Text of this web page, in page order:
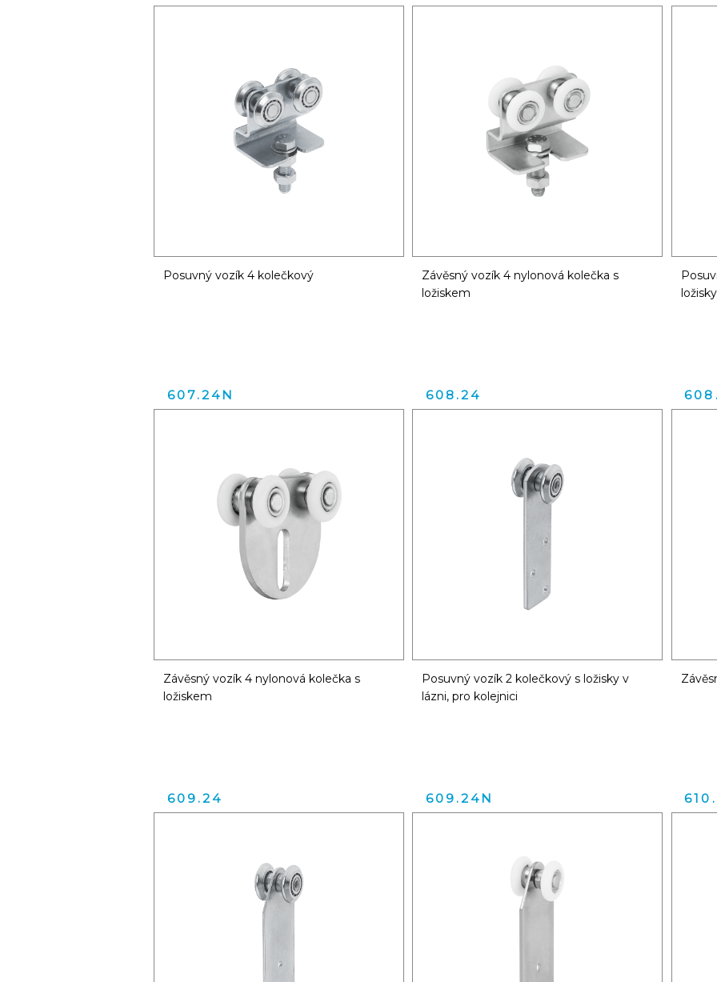
Posuvný vozík 4 kolečkový
Závěsný vozík 4 nylonová kolečka s
ložiskem
607.24N
Závěsný vozík 4 nylonová kolečka s
ložiskem
608.24
Posuvný vozík 2 kolečkový s ložisky v
lázni, pro kolejnici
609.24 609.24N